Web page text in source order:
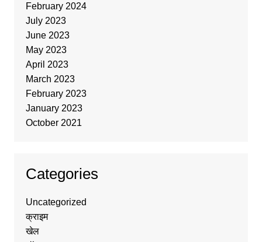
February 2024
July 2023
June 2023
May 2023
April 2023
March 2023
February 2023
January 2023
October 2021
Categories
Uncategorized
क्राइम
खेल